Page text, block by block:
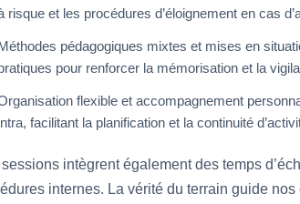
risque et les procédures d’éloignement en cas
pédagogiques mixtes et mises en
pour renforcer la mémorisation et la
flexible et accompagnement
facilitant la planification et la continuité
sessions intègrent également des temps
internes. La vérité du terrain guide